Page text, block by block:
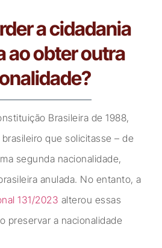
a cidadania
ao obter outra
Brasileira de 1988,
que solicitasse – de
segunda nacionalidade,
anulada. No entanto, a
131/2023 alterou essas
preservar a nacionalidade